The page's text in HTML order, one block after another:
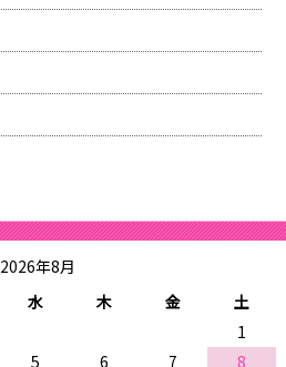
2026年8月
水 木 金
土
1
5 6 7 8